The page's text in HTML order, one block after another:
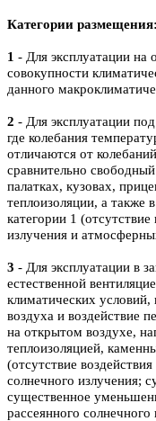
Категории размещения:
1 - Для эксплуатации на
совокупности
данного
2 - Для эксплуатации
где колебания
отличаются от
сравнительно
палатках, кузовах,
теплоизоляции, а также
категории 1
излучения и
3 - Для эксплуатации в
естественной
климатических
воздуха и воздействие
на открытом воздухе,
теплоизоляцией,
(отсутствие
солнечного излучения;
существенное
рассеянного